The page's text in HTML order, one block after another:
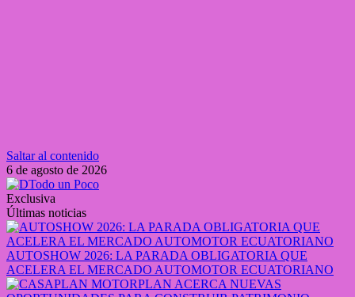
Saltar al contenido
6 de agosto de 2026
Exclusiva
Últimas noticias
AUTOSHOW 2026: LA PARADA OBLIGATORIA QUE
ACELERA EL MERCADO AUTOMOTOR ECUATORIANO